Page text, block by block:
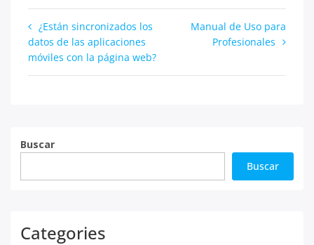
Navegación
de
entradas
¿Están sincronizados los
datos de las aplicaciones
móviles con la página web?
Manual de Uso para
Profesionales
Buscar
Buscar
Categories